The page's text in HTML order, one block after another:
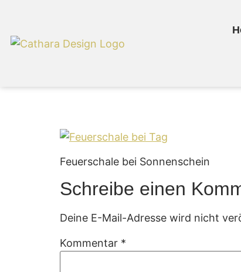
Feuerschale bei Sonnenschein
Schreibe einen
Deine E-Mail-Adresse wird nicht
Kommentar *